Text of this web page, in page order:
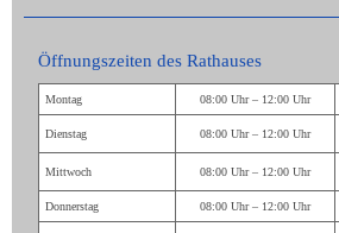
Öffnungszeiten des Rathauses
Montag 08:00 Uhr – 12:00 Uhr
Dienstag 08:00 Uhr – 12:00 Uhr
Mittwoch 08:00 Uhr – 12:00 Uhr
Donnerstag 08:00 Uhr – 12:00 Uhr